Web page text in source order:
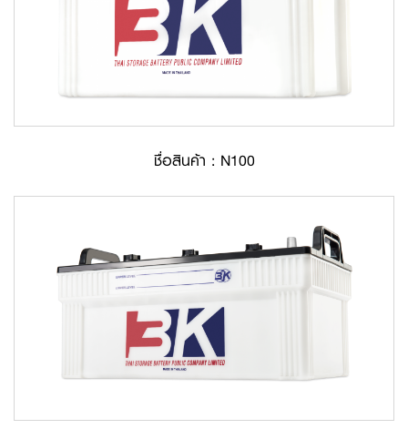
ชื่อสินค้า : N100